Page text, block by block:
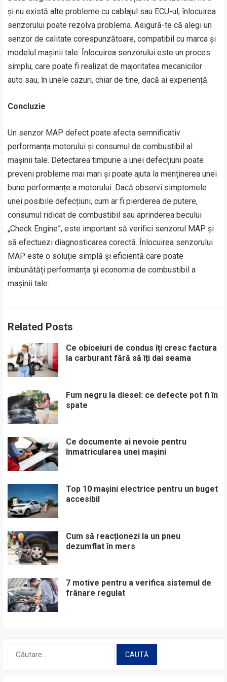
și nu există alte probleme cu cablajul sau ECU-ul, înlocuirea
senzorului poate rezolva problema. Asigură-te că alegi un
senzor de calitate corespunzătoare, compatibil cu marca și
modelul mașinii tale. Înlocuirea senzorului este un proces
simplu, care poate fi realizat de majoritatea mecanicilor
auto sau, în unele cazuri, chiar de tine, dacă ai experiență.
Concluzie
Un senzor MAP defect poate afecta semnificativ
performanța motorului și consumul de combustibil al
mașinii tale. Detectarea timpurie a unei defecțiuni poate
preveni probleme mai mari și poate ajuta la menținerea unei
bune performanțe a motorului. Dacă observi simptomele
unei posibile defecțiuni, cum ar fi pierderea de putere,
consumul ridicat de combustibil sau aprinderea becului
„Check Engine”, este important să verifici senzorul MAP și
să efectuezi diagnosticarea corectă. Înlocuirea senzorului
MAP este o soluție simplă și eficientă care poate
îmbunătăți performanța și economia de combustibil a
mașinii tale.
Related Posts
Ce obiceiuri de condus îți cresc factura
la carburant fără să îți dai seama
Fum negru la diesel: ce defecte pot fi în
spate
Ce documente ai nevoie pentru
înmatricularea unei mașini
Top 10 mașini electrice pentru un buget
accesibil
Cum să reacționezi la un pneu
dezumflat în mers
7 motive pentru a verifica sistemul de
frânare regulat
Caută